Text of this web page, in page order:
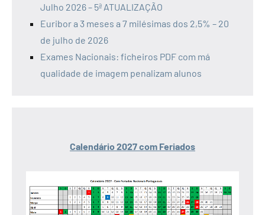
Julho 2026 – 5ª ATUALIZAÇÃO
Euribor a 3 meses a 7 milésimas dos 2,5% – 20
de julho de 2026
Exames Nacionais: ficheiros PDF com má
qualidade de imagem penalizam alunos
Calendário 2027 com Feriados